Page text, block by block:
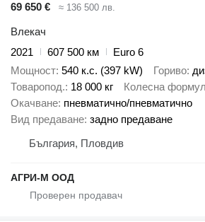
69 650 €
≈ 136 500 лв.
Влекач
2021
607 500 км
Euro 6
Мощност 540 к.с. (397 kW) Гориво
Товаропод. 18 000 кг Колесна
Окачване пневматично/пневматично
Вид предаване задно предаване
България, Пловдив
АГРИ-М ООД